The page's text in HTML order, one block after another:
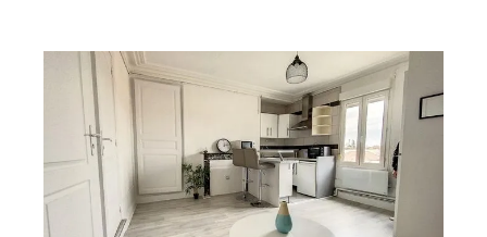
TROYES 10
41,20 m
, 3 pièces
Ref : 53359
Appartement T2 à louer
551 €
par mois charges comprises